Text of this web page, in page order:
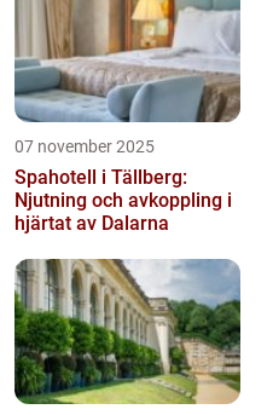
07 november 2025
Spahotell i Tällberg:
Njutning och avkoppling i
hjärtat av Dalarna